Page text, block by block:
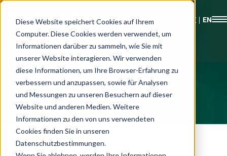
Diese Website speichert Cookies auf Ihrem
Computer. Diese Cookies werden verwendet, um
Informationen darüber zu sammeln, wie Sie mit
unserer Website interagieren. Wir verwenden
diese Informationen, um Ihre Browser-Erfahrung zu
verbessern und anzupassen, sowie für Analysen
und Messungen zu unseren Besuchern auf dieser
Website und anderen Medien. Weitere
Informationen zu den von uns verwendeten
Cookies finden Sie in unseren
Datenschutzbestimmungen.